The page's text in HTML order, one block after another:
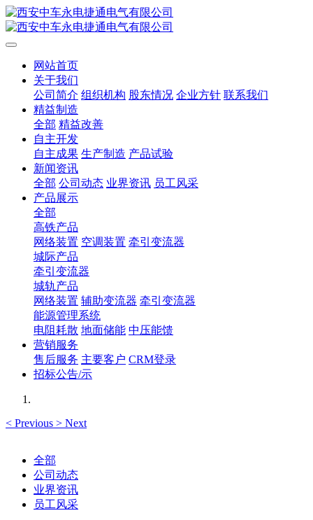
网站首页
关于我们
公司简介 组织机构 股东情况 企业方针 联系我们
精益制造
全部 精益改善
自主开发
自主成果 生产制造 产品试验
新闻资讯
全部 公司动态 业界资讯 员工风采
产品展示
全部
高铁产品
网络装置 空调装置 牵引变流器
城际产品
牵引变流器
城轨产品
网络装置 辅助变流器 牵引变流器
能源管理系统
电阻耗散 地面储能 中压能馈
营销服务
售后服务 主要客户 CRM登录
招标公告/示
< Previous > Next
全部
公司动态
业界资讯
员工风采